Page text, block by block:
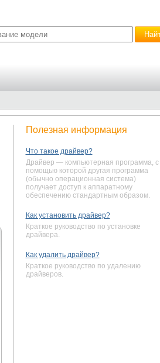
Полезная информация
Что такое драйвер?
Драйвер — компьютерная программа, с
помощью которой другая программа
(обычно операционная система)
получает доступ к аппаратному
обеспечению стандартным образом.
Как установить драйвер?
Краткое руководство по установке
драйвера.
Как удалить драйвер?
Краткое руководство по удалению
драйверов.